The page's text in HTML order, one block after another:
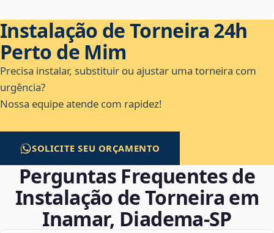
Instalação de Torneira 24h
Perto de Mim
Precisa instalar, substituir ou ajustar uma torneira com
urgência?
Nossa equipe atende com rapidez!
SOLICITE SEU ORÇAMENTO
Perguntas Frequentes de
Instalação de Torneira em
Inamar, Diadema‑SP